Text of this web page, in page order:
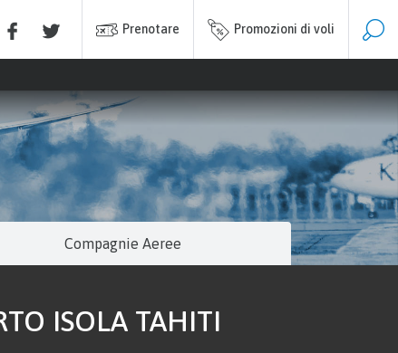
Prenotare Promozioni di voli
Compagnie Aeree
ISOLA TAHITI